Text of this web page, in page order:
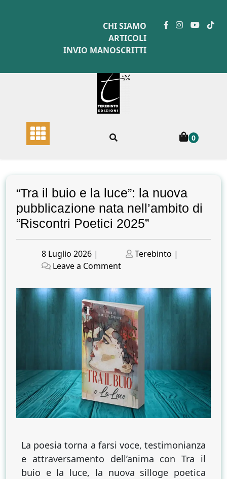
CHI SIAMO
ARTICOLI
INVIO MANOSCRITTI
0
“Tra il buio e la luce”: la nuova
pubblicazione nata nell’ambito di
“Riscontri Poetici 2025”
Posted
on
8 Luglio 2026 |
Posted
Terebinto |
Leave a Commenton
il
buio
e
la
luce”:
la
nuova
pubblicazione
nata
nell’ambito
di
2025”
La poesia torna a farsi voce, testimonianza
e attraversamento dell’anima con Tra il
buio e la luce, la nuova silloge poetica